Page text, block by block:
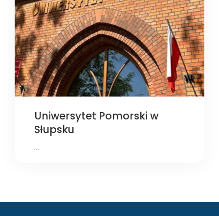
Uniwersytet Pomorski w
Słupsku
…